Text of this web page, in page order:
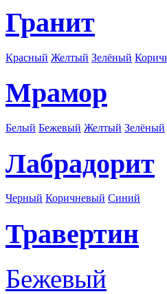
Гранит
Красный Желтый Зелёный
Мрамор
Белый Бежевый Желтый Зелёный
Лабрадорит
Черный Коричневый Синий
Травертин
Бежевый